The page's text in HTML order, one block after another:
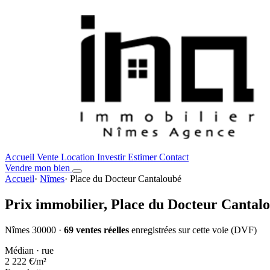
Accueil Vente Location InvestirEstimerContact
Vendre mon bien
Accueil· Nîmes· Place du Docteur Cantaloubé
Prix immobilier, Place du Docteur
Nîmes 30000 · 69 ventes réelles enregistrées sur cette voie (DVF)
Médian · rue
2 222 €/m²